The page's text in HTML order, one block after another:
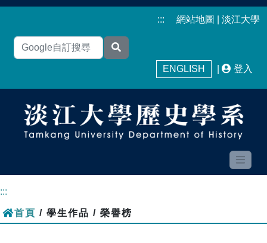
::: 網站地圖 淡江大學
ENGLISH 登入
:::
首頁 / 學生作品 / 榮譽榜